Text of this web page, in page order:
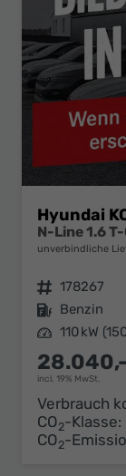
Hyundai
N-Line 1.6
unverbindliche
Fahrzeugnr. 178267
Kraftstoff Benzin
Leistung 110 kW
incl. 19% MwSt.
Verbrauch
CO2-Klasse:
CO2-